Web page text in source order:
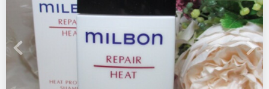
＼ショップで商品を探す／
ステマっぽい 0
ログイン
注意点
特にありません
おすすめする人・おすすめしない人
まず、その泡立ちの良さ。
最近使ったシャンプーの中では一番泡立ちが良かったかも。。
髪の毛だけでなく、地肌もしっかり洗えている感じがします。
Previous Next